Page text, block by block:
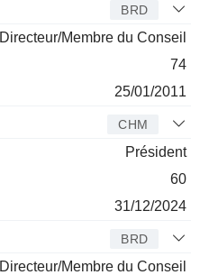
BRD
Directeur/Membre du Conseil
74
25/01/2011
CHM
Président
60
31/12/2024
BRD
Directeur/Membre du Conseil